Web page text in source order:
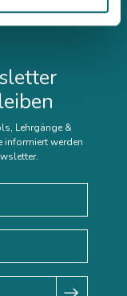
Lehrgänge &
informiert werden